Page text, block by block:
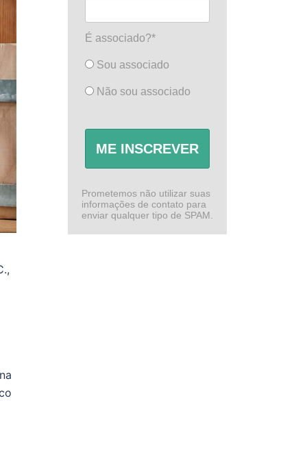
É associado?*
Sou associado
Não sou associado
ME INSCREVER
Prometemos não utilizar suas
informações de contato para
enviar qualquer tipo de SPAM.